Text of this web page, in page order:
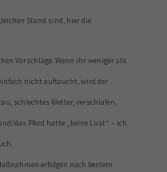
Stand sind, hier die
Vorschläge. Wenn ihr weniger als
nicht auftaucht, wird der
schlechtes Wetter, verschlafen,
das Pferd hatte „keine Lust“ – ich
erfolgen nach bestem